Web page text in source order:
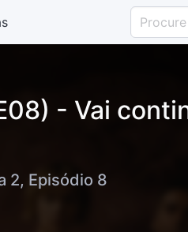
- Vai
2, Episódio 8